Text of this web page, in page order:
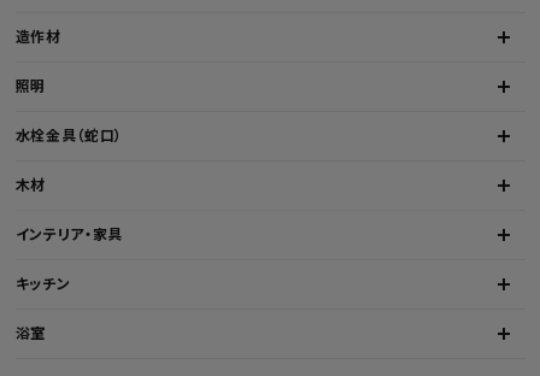
造作材
照明
水栓金具（蛇口）
木材
インテリア・家具
キッチン
浴室